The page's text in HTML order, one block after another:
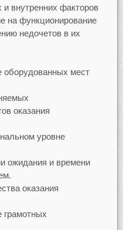
внутренних факторов
на функционирование
недочетов в их
оборудованных мест
оказания
уровне
ожидания и времени
оказания
грамотных